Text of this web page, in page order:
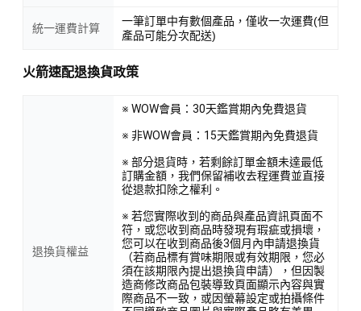
統一運費計算
一筆訂單中有數個產品，僅收一次運費(但
產品可能分次配送)
火箭速配退換貨政策
退換貨權益
※ WOW會員：30天鑑賞期內免費退貨
※ 非WOW會員：15天鑑賞期內免費退貨
※ 部分退貨時，若剩餘訂單金額未達最低
訂購金額，我們保留補收去程運費並直接
從退款扣除之權利。
※ 若您實際收到的商品與產品資訊頁面不
符，或您收到商品時發現有瑕疵或損壞，
您可以在收到商品後3個月內申請退換貨
（若商品標有賞味期限或有效期限，您必
須在該期限內提出退換貨申請），但因製
造商修改商品包裝導致頁面顯示內容與實
際商品不一致，或因螢幕設定或拍攝條件